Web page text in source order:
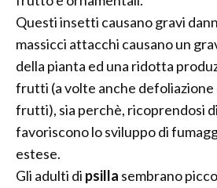
Questi insetti causano gravi
massicci attacchi causano un
della pianta ed una ridotta
frutti (a volte anche defoliazione
frutti), sia perchè, ricoprendosi
favoriscono lo sviluppo di
estese.
Gli adulti di psilla sembrano